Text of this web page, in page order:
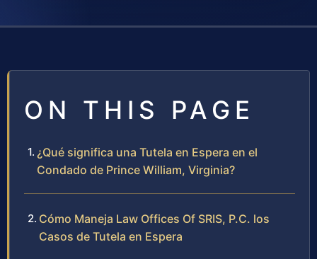
ON THIS PAGE
¿Qué significa una Tutela en Espera en el
Condado de Prince William, Virginia?
Cómo Maneja Law Offices Of SRIS, P.C. los
Casos de Tutela en Espera